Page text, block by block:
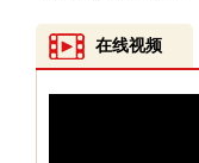
在线视频